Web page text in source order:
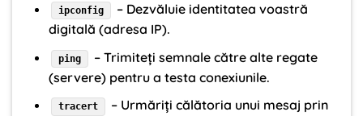
ipconfig
– Dezvăluie identitatea voastră
digitală (adresa IP).
ping
– Trimiteți semnale către alte regate
(servere) pentru a testa conexiunile.
tracert
– Urmăriți călătoria unui mesaj prin